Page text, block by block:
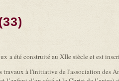
a été construité au XIIe siècle et est
travaux à l'initiative de l'association des